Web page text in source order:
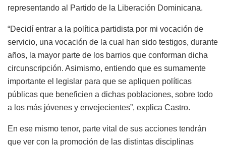
representando al Partido de la Liberación Dominicana.
“Decidí entrar a la política partidista por mi vocación de
servicio, una vocación de la cual han sido testigos, durante
años, la mayor parte de los barrios que conforman dicha
circunscripción. Asimismo, entiendo que es sumamente
importante el legislar para que se apliquen políticas
públicas que beneficien a dichas poblaciones, sobre todo
a los más jóvenes y envejecientes”, explica Castro.
En ese mismo tenor, parte vital de sus acciones tendrán
que ver con la promoción de las distintas disciplinas